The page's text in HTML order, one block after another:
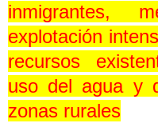
inmigrantes,
explotación
recursos
uso del agua y
zonas rurales